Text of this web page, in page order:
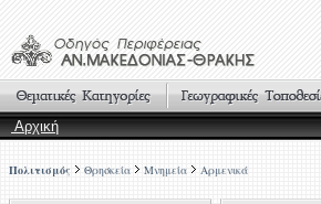
Αρχική
Πολιτισμός Θρησκεία Μνημεία Αρμενικά